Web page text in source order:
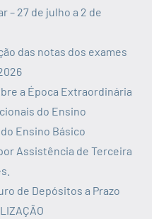
– 27 de julho a 2 de
das notas dos exames
a Época Extraordinária
do Ensino
Ensino Básico
Assistência de Terceira
de Depósitos a Prazo